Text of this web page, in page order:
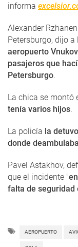
informa
Alexander
Petersburgo, dijo
aeropuerto
pasajeros que
Petersburgo.
La chica se montó
tenía varios hijos.
La policía la
donde
Pavel Astakhov,
que el incidente "
falta de seguridad
AEROPUERTO